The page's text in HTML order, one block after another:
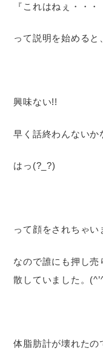
『これはねぇ・・・
って説明を始めると
興味ない!!
早く話終わんないか
はっ(?_?)
って顔をされちゃい
なので誰にも押し売
散していました。
体脂肪計が壊れたの